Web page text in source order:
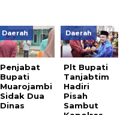
Daerah
Penjabat
Bupati
Muarojambi
Sidak Dua
Dinas
Daerah
Plt Bupati
Tanjabtim
Hadiri
Pisah
Sambut